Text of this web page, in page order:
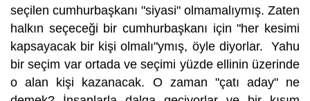
seçilen cumhurbaşkanı "siyasi" olmamalıymış. Zaten
halkın seçeceği bir cumhurbaşkanı için "her kesimi
kapsayacak bir kişi olmalı"ymış, öyle diyorlar. Yahu
bir seçim var ortada ve seçimi yüzde ellinin üzerinde
o alan kişi kazanacak. O zaman "çatı aday" ne